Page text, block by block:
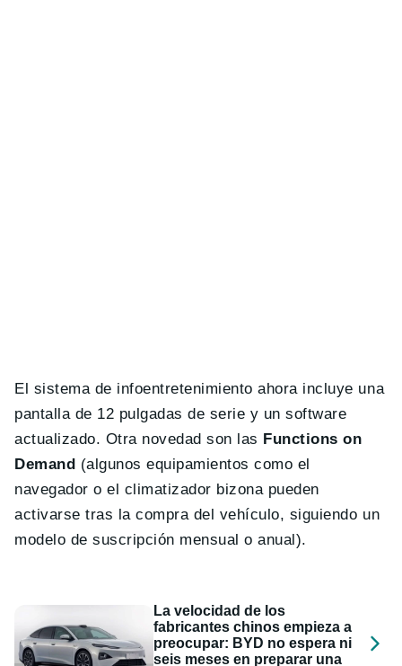
El sistema de infoentretenimiento ahora incluye una
pantalla de 12 pulgadas de serie y un software
actualizado. Otra novedad son las Functions on
Demand (algunos equipamientos como el
navegador o el climatizador bizona pueden
activarse tras la compra del vehículo, siguiendo un
modelo de suscripción mensual o anual).
La velocidad de los
fabricantes chinos empieza a
preocupar: BYD no espera ni
seis meses en preparar una